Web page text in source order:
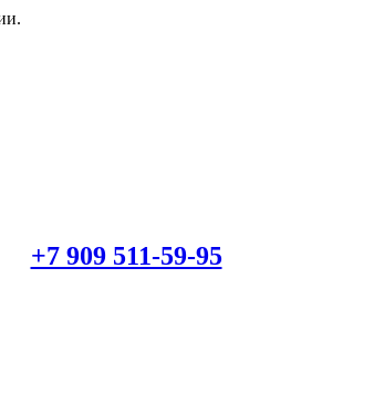
+7 909 511-59-95